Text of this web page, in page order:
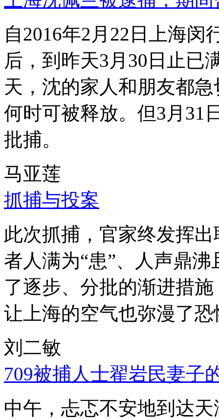
自2016年2月22日上海
后，到昨天3月30日止已
天，沈的家人和朋友都
何时可被释放。但3月31
批捕。
马亚莲
抓捕与投案
此次抓捕，官家终发挥
者人满为“患”、人声鼎
了逐步、分批的渐进措
让上海的空气也弥漫了
刘二敏
709被捕人士翟岩民妻子
中午，忐忑不安地到达